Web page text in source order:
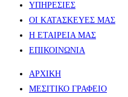
ΥΠΗΡΕΣΙΕΣ
ΟΙ ΚΑΤΑΣΚΕΥΕΣ ΜΑΣ
Η ΕΤΑΙΡΕΙΑ ΜΑΣ
ΕΠΙΚΟΙΝΩΝΙΑ
ΑΡΧΙΚΗ
ΜΕΣΙΤΙΚΟ ΓΡΑΦΕΙΟ